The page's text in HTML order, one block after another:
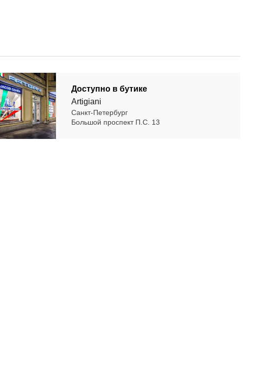
Доступно в бутике
Artigiani
Санкт-Петербург
Большой проспект П.С. 13